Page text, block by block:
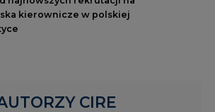
kierownicze w polskiej
CIRE